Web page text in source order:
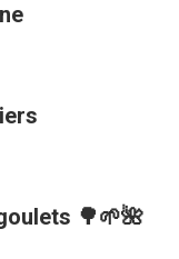
🌳🌱🌺